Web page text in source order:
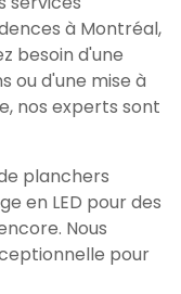
à Montréal,
besoin d'une
ou d'une mise à
nos experts sont
planchers
en LED pour des
Nous
pour